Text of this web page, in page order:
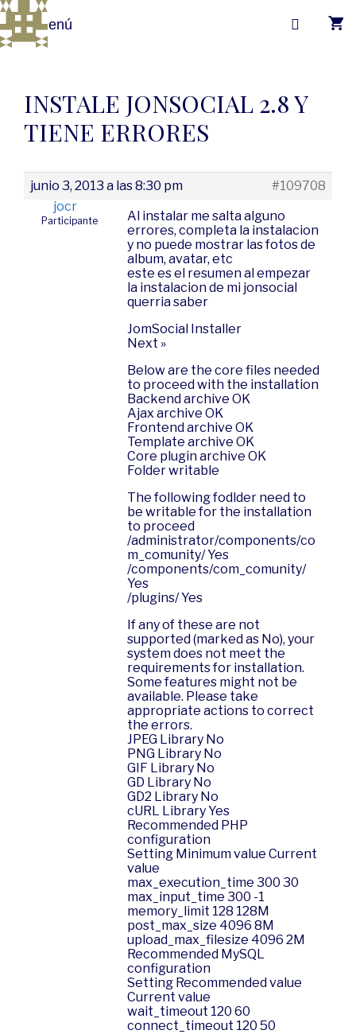
Menú
INSTALE JONSOCIAL 2.8 Y
TIENE ERRORES
junio 3, 2013 a las 8:30 pm
#109708
jocr
Participante
Al instalar me salta alguno
errores, completa la instalacion
y no puede mostrar las fotos de
album, avatar, etc
este es el resumen al empezar
la instalacion de mi jonsocial
querria saber
JomSocial Installer
Next »
Below are the core files needed
to proceed with the installation
Backend archive OK
Ajax archive OK
Frontend archive OK
Template archive OK
Core plugin archive OK
Folder writable
The following fodlder need to
be writable for the installation
to proceed
/administrator/components/co
m_comunity/ Yes
/components/com_comunity/
Yes
/plugins/ Yes
If any of these are not
supported (marked as No), your
system does not meet the
requirements for installation.
Some features might not be
available. Please take
appropriate actions to correct
the errors.
JPEG Library No
PNG Library No
GIF Library No
GD Library No
GD2 Library No
cURL Library Yes
Recommended PHP
configuration
Setting Minimum value Current
value
max_execution_time 300 30
max_input_time 300 -1
memory_limit 128 128M
post_max_size 4096 8M
upload_max_filesize 4096 2M
Recommended MySQL
configuration
Setting Recommended value
Current value
wait_timeout 120 60
connect_timeout 120 50